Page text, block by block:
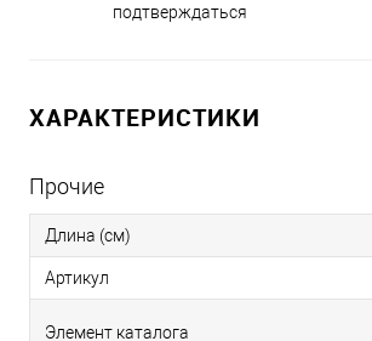
подтверждаться
ХАРАКТЕРИСТИКИ
Прочие
Длина (см)
Артикул
Элемент каталога